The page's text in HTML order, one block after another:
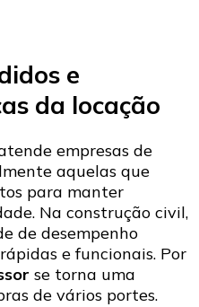
e
da locação
empresas de
aquelas que
para manter
Na construção civil,
de desempenho
e funcionais. Por
se torna uma
de vários portes.